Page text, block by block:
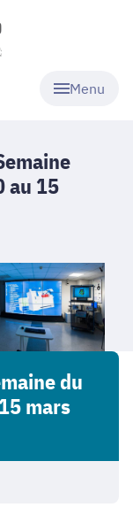
Menu
au 15
du
mars